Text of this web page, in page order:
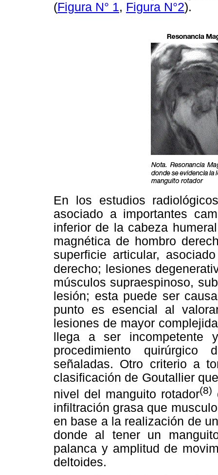
(Figura N° 1, Figura N°2).
En los estudios
asociado a importantes
inferior de la cabeza
magnética de hombro
superficie articular,
derecho; lesiones
músculos supraespinoso,
lesión; esta puede ser
punto es esencial al
lesiones de mayor
llega a ser incompetente
procedimiento
señaladas. Otro criterio a
clasificación de Goutallier
nivel del manguito rotador(8)
infiltración grasa que
en base a la realización de
donde al tener un
palanca y amplitud de
deltoides.